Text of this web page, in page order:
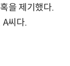
을 제기했다.
A씨다.